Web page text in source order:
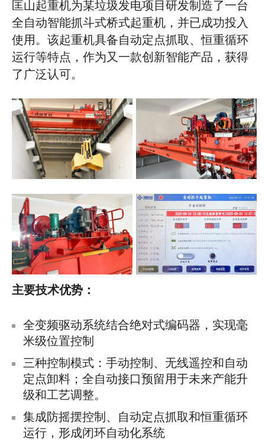
匡山起重机为某垃圾发电项目研发制造了一台
全自动智能抓斗式桥式起重机，并已成功投入
使用。该起重机具备自动定点抓取、恒重循环
运行等特点，作为又一款创新智能产品，获得
了广泛认可。
主要技术优势：
全变频驱动系统结合绝对式编码器，实现毫
米级位置控制
三种控制模式：手动控制、无线遥控和自动
定点卸料；全自动接口预留用于未来产能升
级和工艺调整。
集成防摇摆控制、自动定点抓取和恒重循环
运行，形成闭环自动化系统